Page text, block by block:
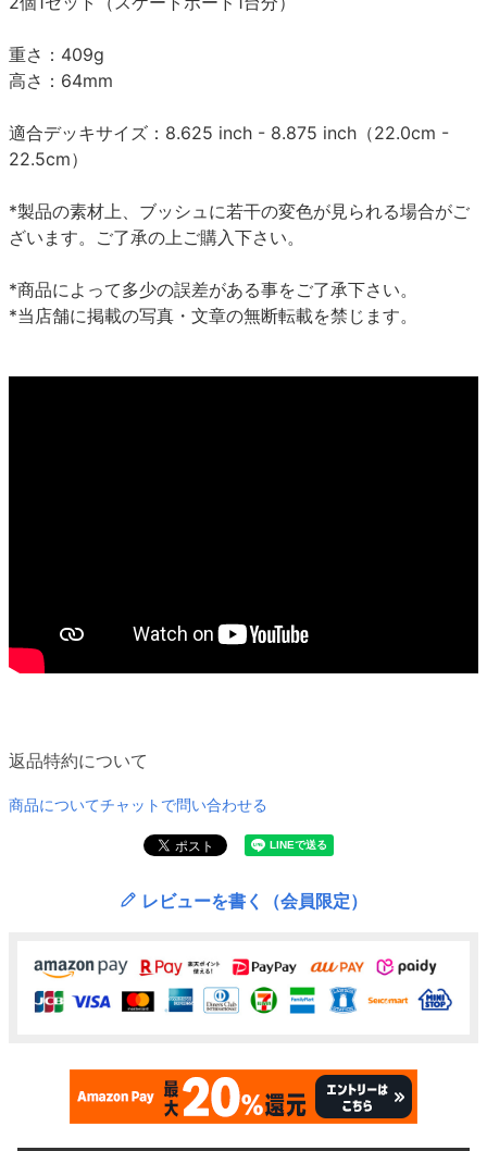
重さ：409g
高さ：64mm
適合デッキサイズ：8.625 inch - 8.875 inch（22.0cm -
22.5cm）
*製品の素材上、ブッシュに若干の変色が見られる場合がご
ざいます。ご了承の上ご購入下さい。
*商品によって多少の誤差がある事をご了承下さい。
*当店舗に掲載の写真・文章の無断転載を禁じます。
返品特約について
商品についてチャットで問い合わせる
レビューを書く（会員限定）